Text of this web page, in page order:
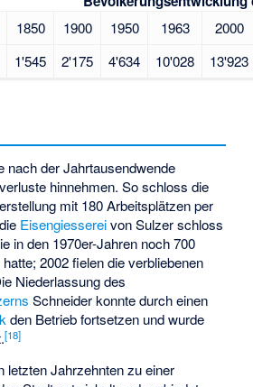
1850 1900 1950 1963 2000
1'545 2'175 4'634 10'028 13'923
nach der Jahrtausendwende
hinnehmen. So schloss die
mit 180 Arbeitsplätzen per
Eisengiessereivon Sulzer schloss
in den 1970er-Jahren noch 700
2002 fielen die verbliebenen
Niederlassung des
Schneider konnte durch einen
den Betrieb fortsetzen und wurde
[18]
letzten Jahrzehnten zu einer